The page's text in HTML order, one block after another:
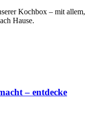
Kochbox – mit allem,
Hause.
– entdecke